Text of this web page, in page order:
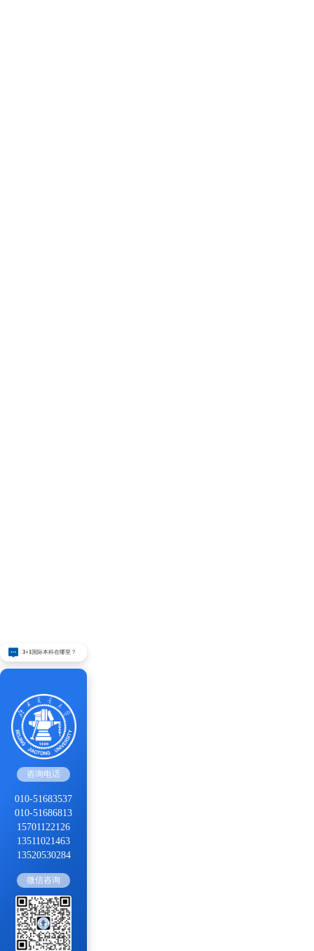
3+1国际本科在哪里？
咨询电话
010-51683537
010-51686813
15701122126
13511021463
13520530284
微信咨询